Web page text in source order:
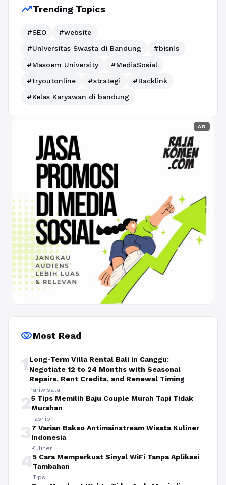
trending_upTrending Topics
#SEO
#website
#Universitas Swasta di Bandung
#bisnis
#Masoem University
#MediaSosial
#tryoutonline
#strategi
#Backlink
#Kelas Karyawan di bandung
AD
visibilityMost Read
1 Long-Term Villa Rental Bali in Canggu:
Negotiate 12 to 24 Months with Seasonal
Repairs, Rent Credits, and Renewal Timing
Pariwisata
25 Tips Memilih Baju Couple Murah Tapi Tidak
Murahan
Fashion
37 Varian Bakso Antimainstream Wisata Kuliner
Indonesia
Kuliner
45 Cara Memperkuat Sinyal WiFi Tanpa Aplikasi
Tambahan
Tips